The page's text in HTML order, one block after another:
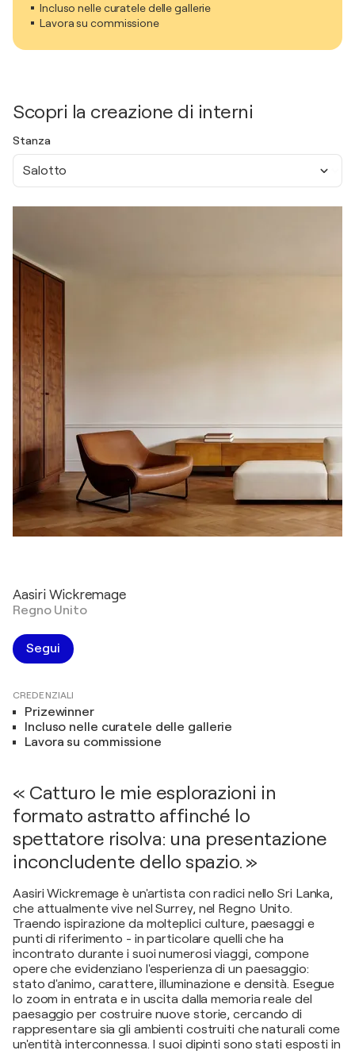
Incluso nelle curatele delle gallerie
Lavora su commissione
Scopri la creazione di interni
Stanza
Salotto
Aasiri Wickremage
Regno Unito
Segui
CREDENZIALI
Prizewinner
Incluso nelle curatele delle gallerie
Lavora su commissione
« Catturo le mie esplorazioni in
formato astratto affinché lo
spettatore risolva: una presentazione
inconcludente dello spazio. »
Aasiri Wickremage è un'artista con radici nello Sri Lanka,
che attualmente vive nel Surrey, nel Regno Unito.
Traendo ispirazione da molteplici culture, paesaggi e
punti di riferimento - in particolare quelli che ha
incontrato durante i suoi numerosi viaggi, compone
opere che evidenziano l'esperienza di un paesaggio:
stato d'animo, carattere, illuminazione e densità. Esegue
lo zoom in entrata e in uscita dalla memoria reale del
paesaggio per costruire nuove storie, cercando di
rappresentare sia gli ambienti costruiti che naturali come
un'entità interconnessa. I suoi dipinti sono stati esposti in